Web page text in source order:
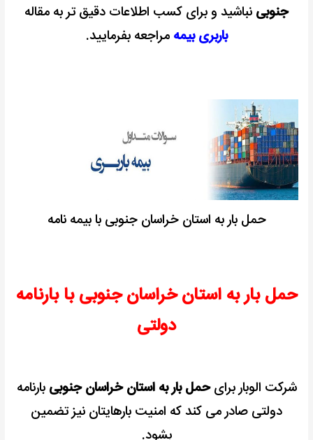
جنوبی نباشید و برای کسب اطلاعات دقیق تر به مقاله
باربری بیمه مراجعه بفرمایید.
حمل بار به استان خراسان جنوبی با بیمه نامه
حمل بار به استان خراسان جنوبی با بارنامه
دولتی
شرکت الوبار برایحمل بار به استان خراسان جنوبی بارنامه
دولتی صادر می کند که امنیت بارهایتان نیز تضمین
بشود.